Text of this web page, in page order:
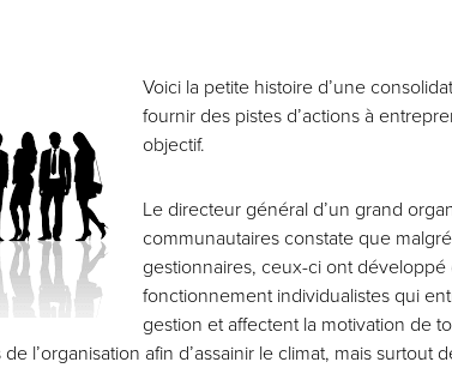
Voici la petite histoire d’une
fournir des pistes d’actions à
objectif.
Le directeur général d’un grand
communautaires constate que
gestionnaires, ceux-ci ont
fonctionnement individualistes qui
gestion et affectent la motivation de
l’organisation afin d’assainir le climat, mais surtout